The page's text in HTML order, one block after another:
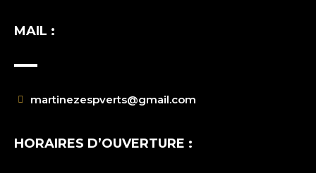
MAIL :
martinezespverts@gmail.com
HORAIRES D’OUVERTURE :